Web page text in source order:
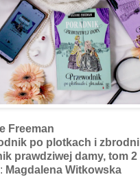
Freeman
po plotkach i zbrodni
prawdziwej damy, tom 2
Magdalena Witkowska